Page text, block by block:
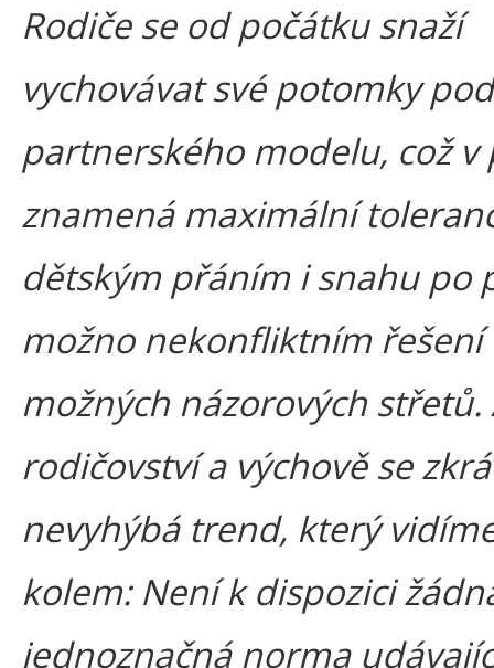
Rodiče se od počátku snaží
vychovávat své potomky
partnerského modelu, což v
znamená maximální
dětským přáním i snahu po
možno nekonfliktním řešení
možných názorových střetů.
rodičovství a výchově se
nevyhýbá trend, který
kolem: Není k dispozici
jednoznačná norma